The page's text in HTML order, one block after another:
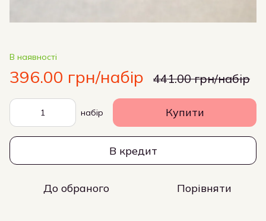
В наявності
396.00 грн/набір 441.00 грн/набір
набір Купити
В кредит
До обраного Порівняти